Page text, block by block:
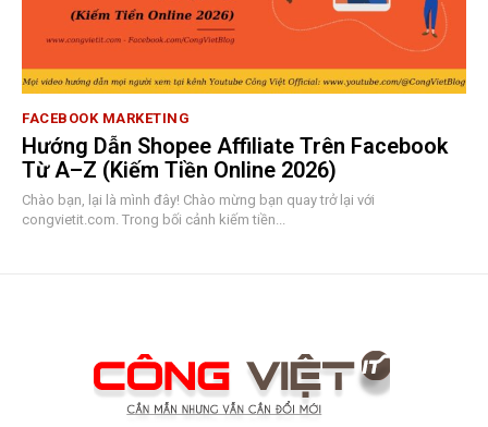
FACEBOOK MARKETING
Hướng Dẫn Shopee Affiliate Trên Facebook
Từ A–Z (Kiếm Tiền Online 2026)
Chào bạn, lại là mình đây! Chào mừng bạn quay trở lại với
congvietit.com. Trong bối cảnh kiếm tiền...